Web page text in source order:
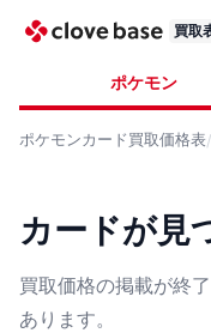
買取
ポケモン
ポケモンカード買取価格表
カードが見
買取価格の掲載が終
あります。